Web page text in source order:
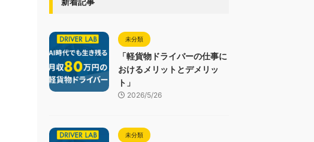
未分類
「軽貨物ドライバーの仕事に
おけるメリットとデメリッ
ト」
2026/5/26
未分類